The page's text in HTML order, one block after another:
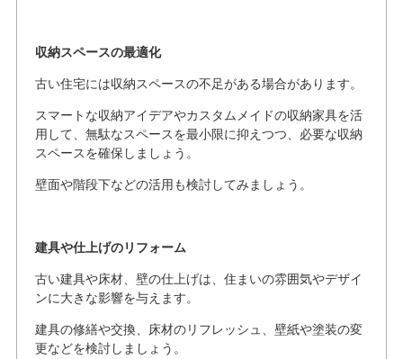
収納スペースの最適化
古い住宅には収納スペースの不足がある場合があります。
スマートな収納アイデアやカスタムメイドの収納家具を活
用して、無駄なスペースを最小限に抑えつつ、必要な収納
スペースを確保しましょう。
壁面や階段下などの活用も検討してみましょう。
建具や仕上げのリフォーム
古い建具や床材、壁の仕上げは、住まいの雰囲気やデザイ
ンに大きな影響を与えます。
建具の修繕や交換、床材のリフレッシュ、壁紙や塗装の変
更などを検討しましょう。